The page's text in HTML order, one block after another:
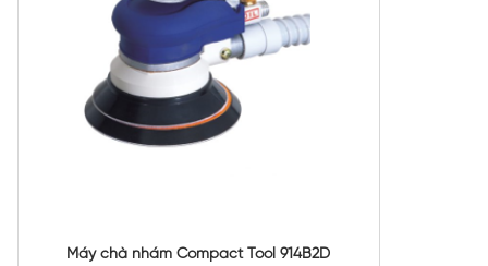
Máy chà nhám Compact Tool 914B2D